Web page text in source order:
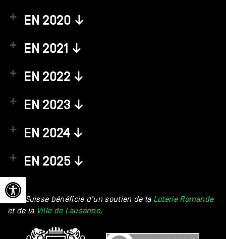
Ouvrir la barre d’outils
EN 2020 ↓
EN 2021 ↓
EN 2022 ↓
EN 2023 ↓
EN 2024 ↓
EN 2025 ↓
Pôle Suisse bénéficie d’un soutien de la Loterie Romande
et de la Ville de Lausanne.